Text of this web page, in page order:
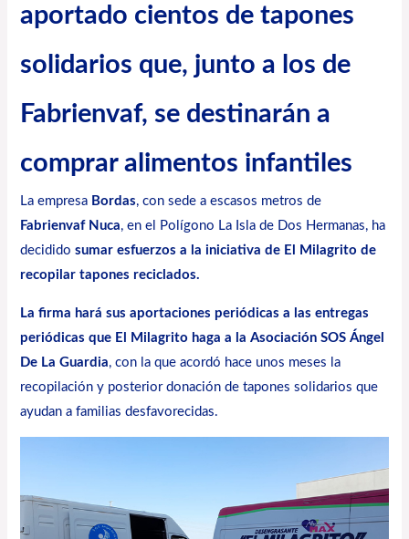
aportado cientos de tapones
solidarios que, junto a los de
Fabrienvaf, se destinarán a
comprar alimentos infantiles
La empresa Bordas, con sede a escasos metros de
Fabrienvaf Nuca, en el Polígono La Isla de Dos Hermanas, ha
decididosumar esfuerzos a la iniciativa de El Milagrito de
recopilar tapones reciclados.
La firma hará sus aportaciones periódicas a las entregas
periódicas que El Milagrito haga a la Asociación SOS Ángel
De La Guardia, con la que acordó hace unos meses la
recopilación y posterior donación de tapones solidarios que
ayudan a familias desfavorecidas.